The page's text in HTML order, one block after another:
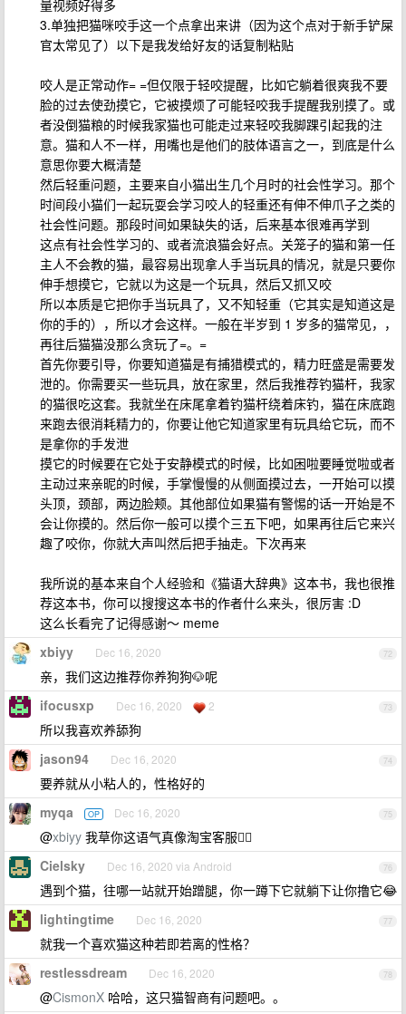
量视频好得多
3.单独把猫咪咬手这一个点拿出来讲（因为这个点对于新手铲屎
官太常见了）以下是我发给好友的话复制粘贴
咬人是正常动作= =但仅限于轻咬提醒，比如它躺着很爽我不要
脸的过去使劲摸它，它被摸烦了可能轻咬我手提醒我别摸了。或
者没倒猫粮的时候我家猫也可能走过来轻咬我脚踝引起我的注
意。猫和人不一样，用嘴也是他们的肢体语言之一，到底是什么
意思你要大概清楚
然后轻重问题，主要来自小猫出生几个月时的社会性学习。那个
时间段小猫们一起玩耍会学习咬人的轻重还有伸不伸爪子之类的
社会性问题。那段时间如果缺失的话，后来基本很难再学到
这点有社会性学习的、或者流浪猫会好点。关笼子的猫和第一任
主人不会教的猫，最容易出现拿人手当玩具的情况，就是只要你
伸手想摸它，它就以为这是一个玩具，然后又抓又咬
所以本质是它把你手当玩具了，又不知轻重（它其实是知道这是
你的手的），所以才会这样。一般在半岁到 1 岁多的猫常见，，
再往后猫猫没那么贪玩了=。=
首先你要引导，你要知道猫是有捕猎模式的，精力旺盛是需要发
泄的。你需要买一些玩具，放在家里，然后我推荐钓猫杆，我家
的猫很吃这套。我就坐在床尾拿着钓猫杆绕着床钓，猫在床底跑
来跑去很消耗精力的，你要让他它知道家里有玩具给它玩，而不
是拿你的手发泄
摸它的时候要在它处于安静模式的时候，比如困啦要睡觉啦或者
主动过来亲昵的时候，手掌慢慢的从侧面摸过去，一开始可以摸
头顶，颈部，两边脸颊。其他部位如果猫有警惕的话一开始是不
会让你摸的。然后你一般可以摸个三五下吧，如果再往后它来兴
趣了咬你，你就大声叫然后把手抽走。下次再来
我所说的基本来自个人经验和《猫语大辞典》这本书，我也很推
荐这本书，你可以搜搜这本书的作者什么来头，很厉害 :D
这么长看完了记得感谢～ meme
72
xbiyy Dec 16, 2020
亲，我们这边推荐你养狗狗🐶呢
73
ifocusxp Dec 16, 2020 2
所以我喜欢养舔狗
74
jason94 Dec 16, 2020
要养就从小粘人的，性格好的
75
myqa OP Dec 16, 2020
@xbiyy 我草你这语气真像淘宝客服🤦‍♀️
76
Cielsky Dec 16, 2020 via Android
遇到个猫，往哪一站就开始蹭腿，你一蹲下它就躺下让你撸它😂
77
lightingtime Dec 16, 2020
就我一个喜欢猫这种若即若离的性格？
78
restlessdream Dec 16, 2020
@CismonX 哈哈，这只猫智商有问题吧。。